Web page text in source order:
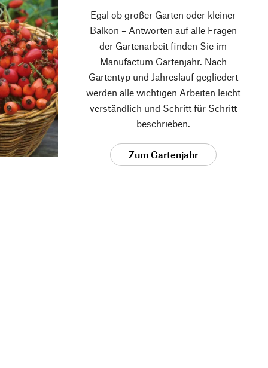
Egal ob großer Garten oder kleiner
Balkon – Antworten auf alle Fragen
der Gartenarbeit finden Sie im
Manufactum Gartenjahr. Nach
Gartentyp und Jahreslauf gegliedert
werden alle wichtigen Arbeiten leicht
verständlich und Schritt für Schritt
beschrieben.
Zum Gartenjahr